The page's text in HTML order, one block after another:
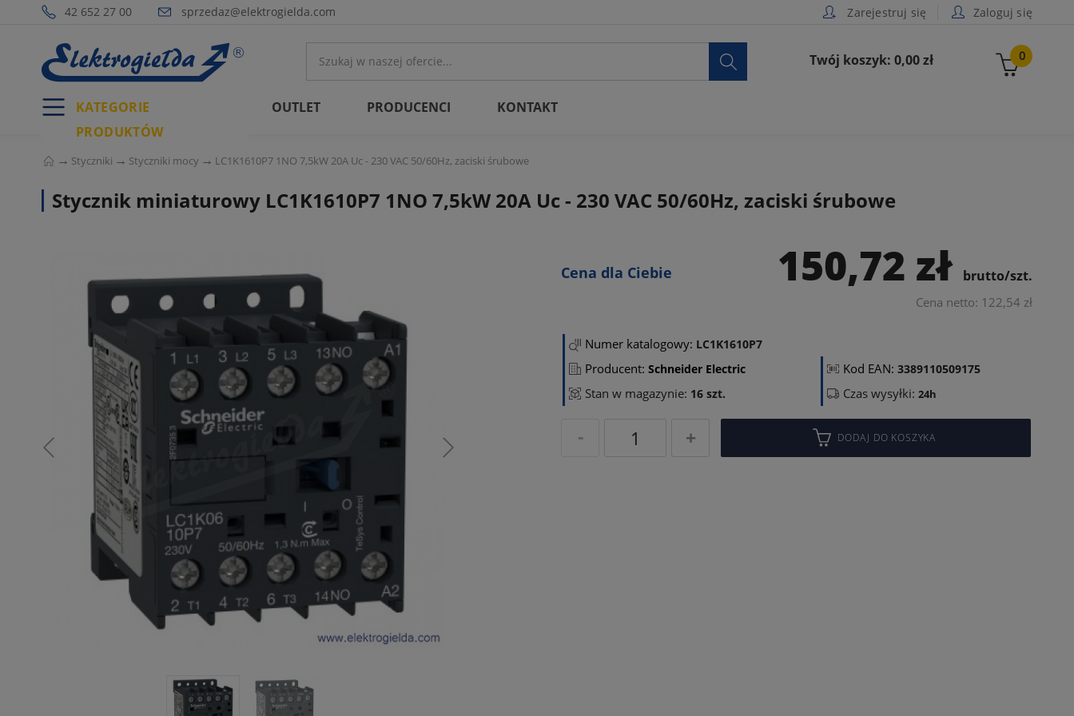
42 652 27 00 sprzedaz@elektrogielda.com Zarejestruj się Zaloguj się
0
Twój koszyk: 0,00 zł

KATEGORIE
PRODUKTÓW
OUTLET PRODUCENCI KONTAKT
Styczniki Styczniki mocy LC1K1610P7 1NO 7,5kW 20A Uc - 230 VAC 50/60Hz, zaciski śrubowe
Stycznik miniaturowy LC1K1610P7 1NO 7,5kW 20A Uc - 230 VAC 50/60Hz, zaciski śrubowe
Cena dla Ciebie 150,72 zł brutto/szt.
Cena netto: 122,54 zł
Numer katalogowy: LC1K1610P7
Producent: Schneider Electric Kod EAN:3389110509175
Stan w magazynie: 16 szt. Czas wysyłki:24h
DODAJ DO KOSZYKA